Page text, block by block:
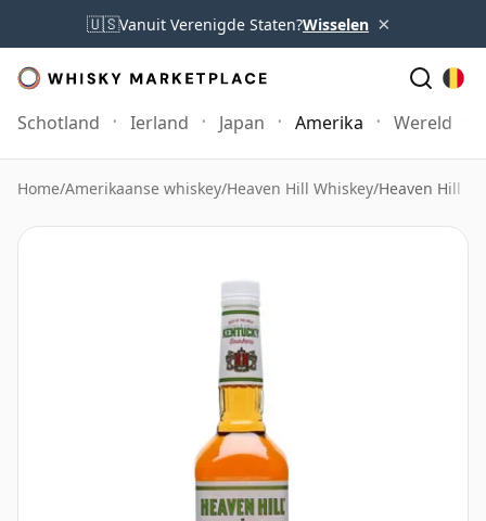
🇺🇸Vanuit Verenigde Staten?Wisselen ×
Schotland Ierland Japan Amerika Wereld
Home/Amerikaanse whiskey/Heaven Hill Whiskey/Heaven Hill